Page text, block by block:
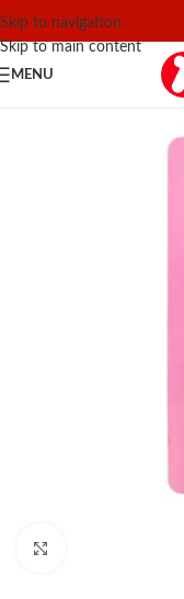
Skip to navigation
Skip to main content
MENU